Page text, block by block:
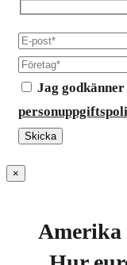
Jag
×
Amerika